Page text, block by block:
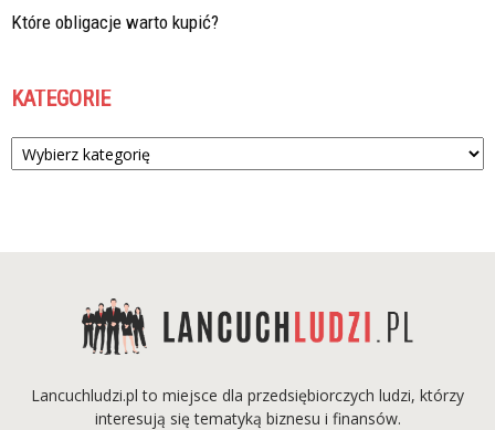
Które obligacje warto kupić?
KATEGORIE
Kategorie
Lancuchludzi.pl to miejsce dla przedsiębiorczych ludzi, którzy
interesują się tematyką biznesu i finansów.